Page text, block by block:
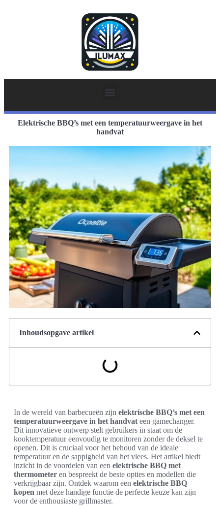
Elektrische BBQ’s met een temperatuurweergave in het
handvat
Inhoudsopgave artikel
In de wereld van barbecueën zijn elektrische BBQ’s met een
temperatuurweergave in het handvat een gamechanger.
Dit innovatieve ontwerp stelt gebruikers in staat om de
kooktemperatuur eenvoudig te monitoren zonder de deksel te
openen. Dit is cruciaal voor het behoud van de ideale
temperatuur en de sappigheid van het vlees. Het artikel biedt
inzicht in de voordelen van een elektrische BBQ met
thermometer en bespreekt de beste opties en modellen die
verkrijgbaar zijn. Ontdek waarom een elektrische BBQ
kopen met deze handige functie de perfecte keuze kan zijn
voor de enthousiaste grillmaster.